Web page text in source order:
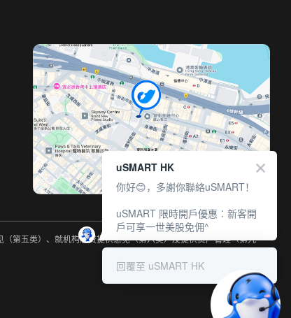
第五类）、就机构融资提供意见（第六类）及提供资产管理（第九
uSMART HK
你好😊，多謝你聯絡uSMART！
uSMART 限時開戶優惠︰新客開
戶可享一世美股免佣^
回覆至 uSMART HK